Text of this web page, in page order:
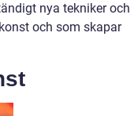
nya tekniker och
och som skapar